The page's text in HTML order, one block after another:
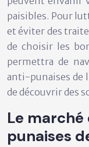
paisibles. Pour
et éviter des
de choisir les
permettra de
anti-punaises de
de découvrir des
Le
punaises